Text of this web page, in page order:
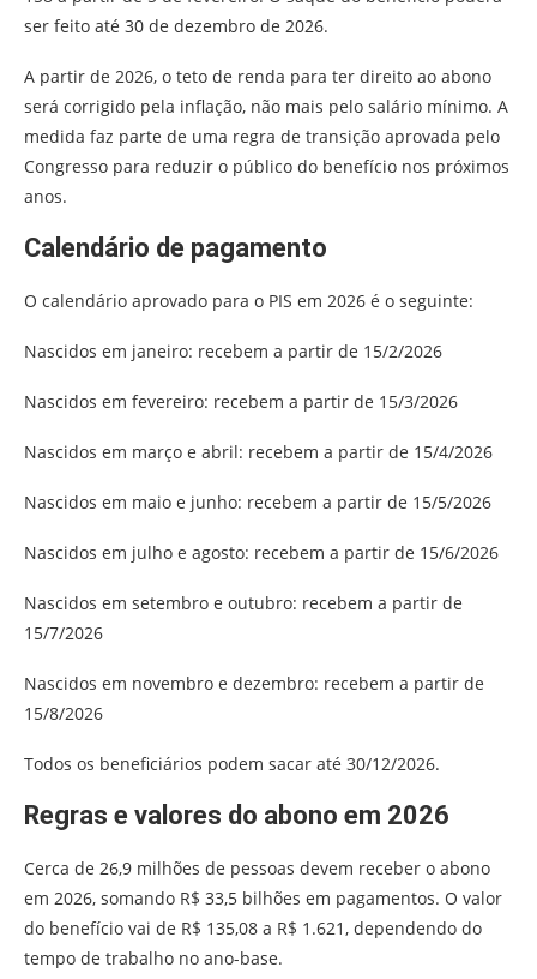
ser feito até 30 de dezembro de 2026.
A partir de 2026, o teto de renda para ter direito ao abono
será corrigido pela inflação, não mais pelo salário mínimo. A
medida faz parte de uma regra de transição aprovada pelo
Congresso para reduzir o público do benefício nos próximos
anos.
Calendário de pagamento
O calendário aprovado para o PIS em 2026 é o seguinte:
Nascidos em janeiro: recebem a partir de 15/2/2026
Nascidos em fevereiro: recebem a partir de 15/3/2026
Nascidos em março e abril: recebem a partir de 15/4/2026
Nascidos em maio e junho: recebem a partir de 15/5/2026
Nascidos em julho e agosto: recebem a partir de 15/6/2026
Nascidos em setembro e outubro: recebem a partir de
15/7/2026
Nascidos em novembro e dezembro: recebem a partir de
15/8/2026
Todos os beneficiários podem sacar até 30/12/2026.
Regras e valores do abono em 2026
Cerca de 26,9 milhões de pessoas devem receber o abono
em 2026, somando R$ 33,5 bilhões em pagamentos. O valor
do benefício vai de R$ 135,08 a R$ 1.621, dependendo do
tempo de trabalho no ano-base.